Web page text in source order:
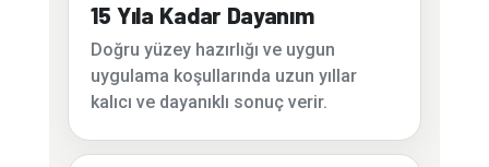
15 Yıla Kadar Dayanım
Doğru yüzey hazırlığı ve uygun
uygulama koşullarında uzun yıllar
kalıcı ve dayanıklı sonuç verir.